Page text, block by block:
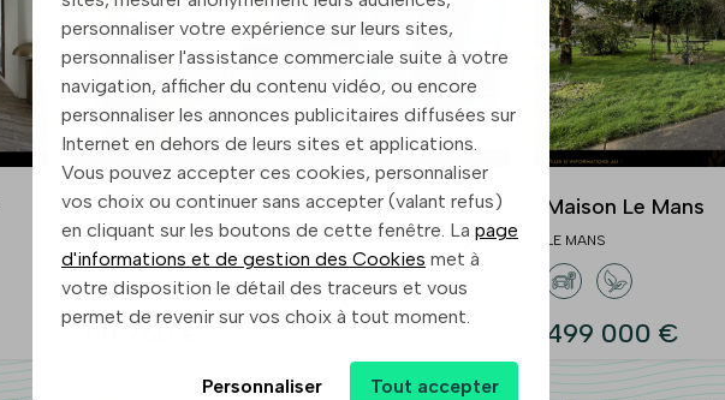
Appartement Le Mans
LE MANS
141 750 €
Maison Le Mans
LE MANS
499 000 €
personnaliser votre expérience sur leurs sites,
personnaliser l'assistance commerciale suite à votre
navigation, afficher du contenu vidéo, ou encore
personnaliser les annonces publicitaires diffusées sur
Internet en dehors de leurs sites et applications.
Vous pouvez accepter ces cookies, personnaliser
vos choix ou continuer sans accepter (valant refus)
en cliquant sur les boutons de cette fenêtre. La page
d'informations et de gestion des Cookies met à
votre disposition le détail des traceurs et vous
permet de revenir sur vos choix à tout moment.
Personnaliser Tout accepter